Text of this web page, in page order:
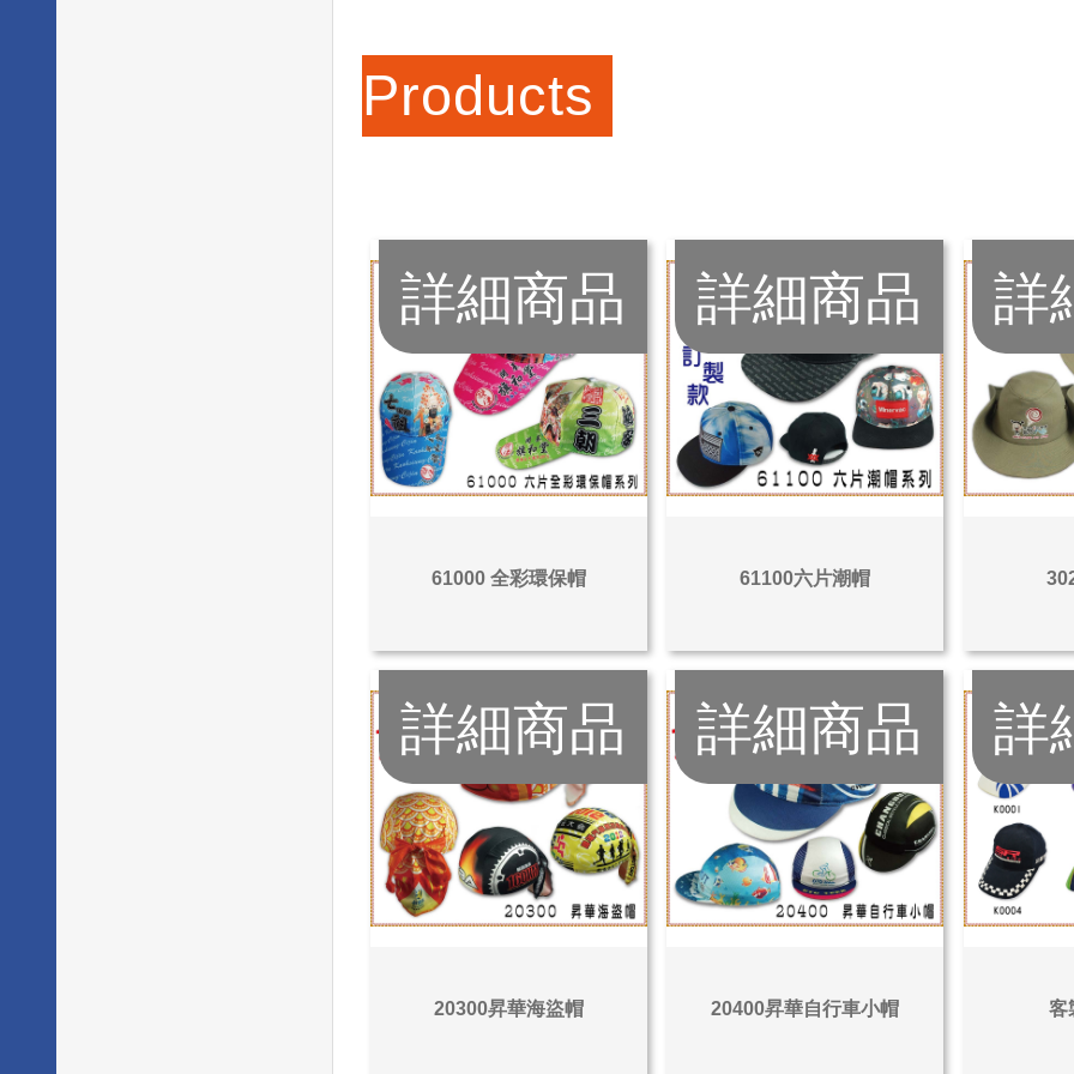
Products
詳細商品
61000 全彩環保帽
詳細商品
61100六片潮帽
詳
詳細商品
20300昇華海盜帽
詳細商品
20400昇華自行車小帽
詳
客